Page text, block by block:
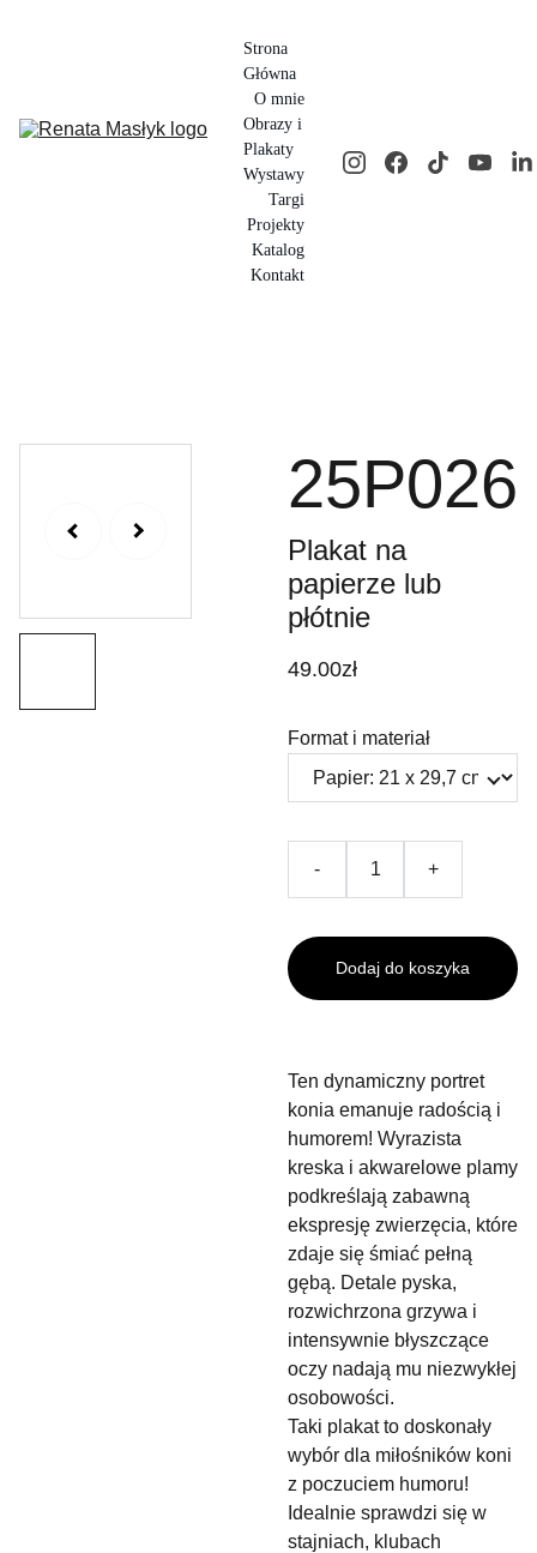
Strona
Główna
O mnie
Obrazy i
Plakaty
Wystawy
Targi
Projekty
Katalog
Kontakt
25P026
Plakat na
papierze lub
płótnie
49.00zł
Format i materiał
- +
Dodaj do koszyka
Ten dynamiczny portret
konia emanuje radością i
humorem! Wyrazista
kreska i akwarelowe plamy
podkreślają zabawną
ekspresję zwierzęcia, które
zdaje się śmiać pełną
gębą. Detale pyska,
rozwichrzona grzywa i
intensywnie błyszczące
oczy nadają mu niezwykłej
osobowości.
Taki plakat to doskonały
wybór dla miłośników koni
z poczuciem humoru!
Idealnie sprawdzi się w
stajniach, klubach